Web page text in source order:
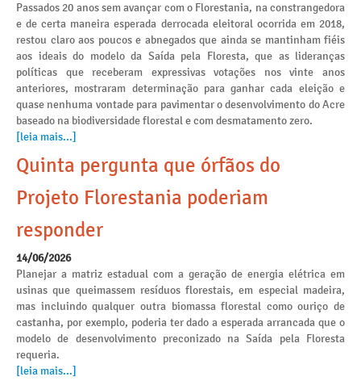
Passados 20 anos sem avançar com o Florestania, na constrangedora
e de certa maneira esperada derrocada eleitoral ocorrida em 2018,
restou claro aos poucos e abnegados que ainda se mantinham fiéis
aos ideais do modelo da Saída pela Floresta, que as lideranças
políticas que receberam expressivas votações nos vinte anos
anteriores, mostraram determinação para ganhar cada eleição e
quase nenhuma vontade para pavimentar o desenvolvimento do Acre
baseado na biodiversidade florestal e com desmatamento zero.
[leia mais...]
Quinta pergunta que órfãos do
Projeto Florestania poderiam
responder
14/06/2026
Planejar a matriz estadual com a geração de energia elétrica em
usinas que queimassem resíduos florestais, em especial madeira,
mas incluindo qualquer outra biomassa florestal como ouriço de
castanha, por exemplo, poderia ter dado a esperada arrancada que o
modelo de desenvolvimento preconizado na Saída pela Floresta
requeria.
[leia mais...]